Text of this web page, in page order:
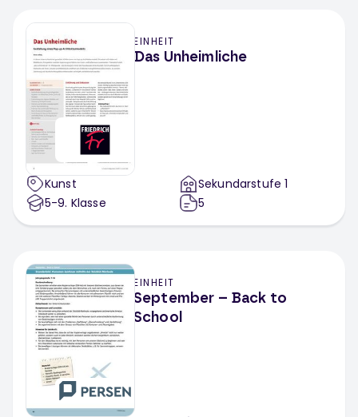
EINHEIT
Das Unheimliche
Kunst
5-9. Klasse
Sekundarstufe 1
5
EINHEIT
September – Back to
School